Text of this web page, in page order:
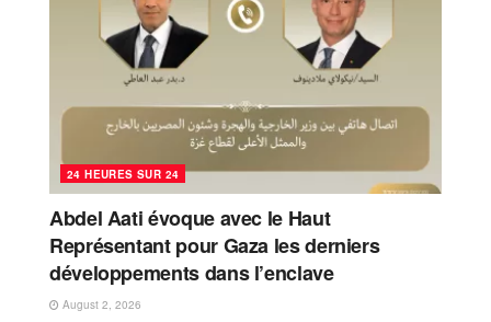
24 HEURES SUR 24
Abdel Aati évoque avec le Haut
Représentant pour Gaza les derniers
développements dans l’enclave
August 2, 2026